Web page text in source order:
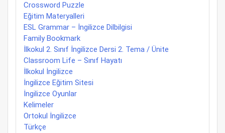
Crossword Puzzle
Eğitim Materyalleri
ESL Grammar – İngilizce Dilbilgisi
Family Bookmark
İlkokul 2. Sınıf İngilizce Dersi 2. Tema / Ünite
Classroom Life – Sınıf Hayatı
İlkokul İngilizce
İngilizce Eğitim Sitesi
İngilizce Oyunlar
Kelimeler
Ortokul İngilizce
Türkçe